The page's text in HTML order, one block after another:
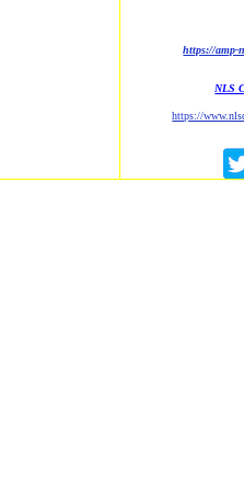
https://amp-
NLS
https://